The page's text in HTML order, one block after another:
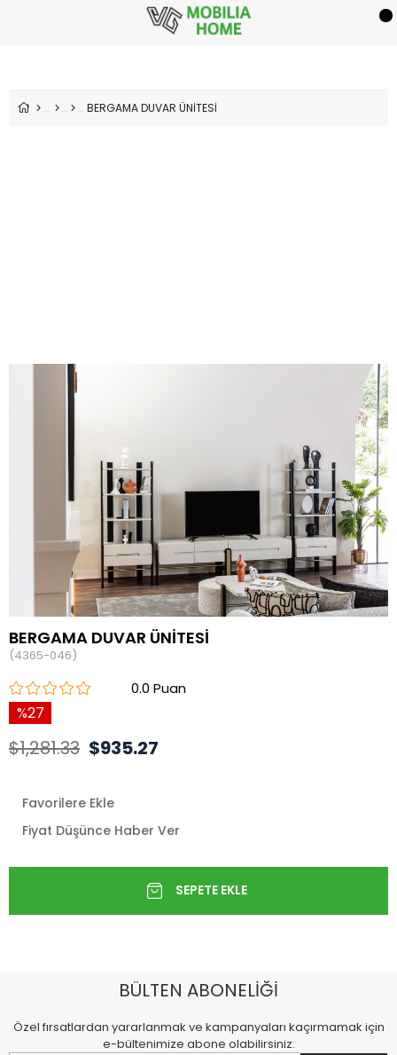
BERGAMA DUVAR ÜNİTESİ
BERGAMA DUVAR ÜNİTESİ
(4365-046)
0.0
27
$1,281.33 $935.27
Favorilere Ekle
Fiyat Düşünce Haber Ver
BÜLTEN ABONELİĞİ
Özel fırsatlardan yararlanmak ve kampanyaları kaçırmamak için
e-bültenimize abone olabilirsiniz.